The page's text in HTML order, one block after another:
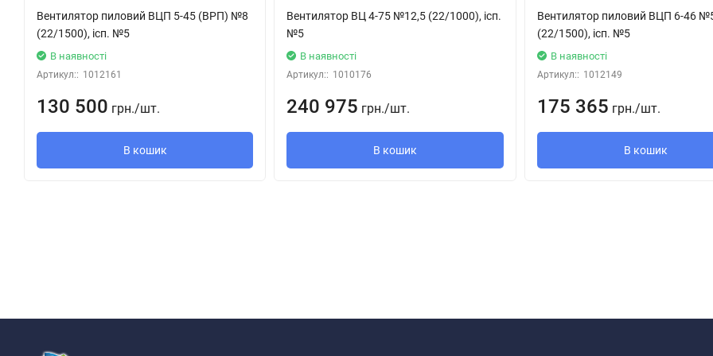
Вид з боку всмоктування
Вентилятор пиловий ВЦП 5-45 (ВРП) №8
(22/1500), ісп. №5
В наявності
Артикул:: 1012161
130 500 грн./шт.
В кошик
Вентилятор ВЦ 4-75 №12,5 (22/1000), ісп.
№5
В наявності
Артикул:: 1010176
240 975 грн./шт.
В кошик
Вентилятор пиловий ВЦП 6-46
(22/1500), ісп. №5
В наявності
Артикул:: 1012149
175 365 грн./шт.
В кошик